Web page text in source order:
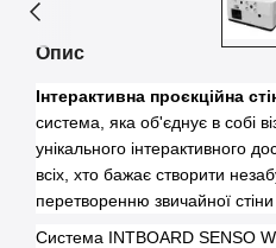
Опис
Інтерактивна проєкційна
система, яка об'єднує в собі
унікального інтерактивного
всіх, хто бажає створити
перетворенню звичайної
Система INTBOARD SENSO